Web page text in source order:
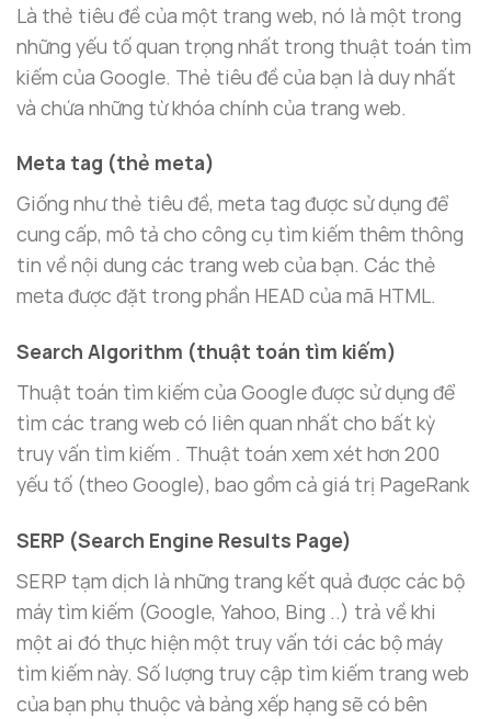
Là thẻ tiêu đề của một trang web, nó là một trong
những yếu tố quan trọng nhất trong thuật toán tìm
kiếm của Google. Thẻ tiêu đề của bạn là duy nhất
và chứa những từ khóa chính của trang web.
Meta tag (thẻ meta)
Giống như thẻ tiêu đề, meta tag được sử dụng để
cung cấp, mô tả cho công cụ tìm kiếm thêm thông
tin về nội dung các trang web của bạn. Các thẻ
meta được đặt trong phần HEAD của mã HTML.
Search Algorithm (thuật toán tìm kiếm)
Thuật toán tìm kiếm của Google được sử dụng để
tìm các trang web có liên quan nhất cho bất kỳ
truy vấn tìm kiếm . Thuật toán xem xét hơn 200
yếu tố (theo Google), bao gồm cả giá trị PageRank
SERP (Search Engine Results Page)
SERP tạm dịch là những trang kết quả được các bộ
máy tìm kiếm (Google, Yahoo, Bing ..) trả về khi
một ai đó thực hiện một truy vấn tới các bộ máy
tìm kiếm này. Số lượng truy cập tìm kiếm trang web
của bạn phụ thuộc và bảng xếp hạng sẽ có bên